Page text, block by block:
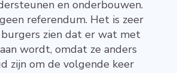
en onderbouwen.
referendum. Het is zeer
zien dat er wat met
wordt, omdat ze anders
zijn om de volgende keer